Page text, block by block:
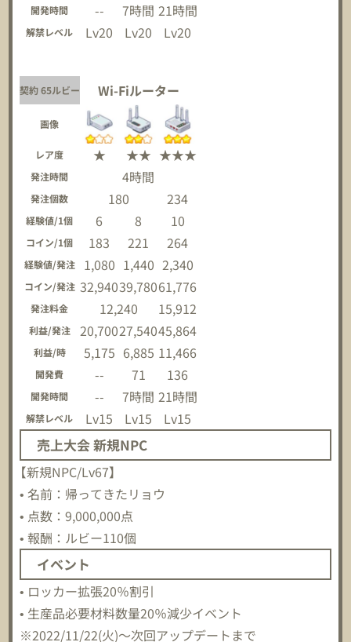
開発時間 -- 7時間 21時間
解禁レベル Lv20 Lv20 Lv20
契約 65ルビー Wi-Fiルーター
画像
レア度 ★ ★★ ★★★
発注時間 4時間
発注個数 180 234
経験値/1個 6 8 10
コイン/1個 183 221 264
経験値/発注 1,080 1,440 2,340
コイン/発注 32,94039,78061,776
発注料金 12,240 15,912
利益/発注 20,70027,54045,864
利益/時 5,175 6,885 11,466
開発費 -- 71 136
開発時間 -- 7時間 21時間
解禁レベル Lv15 Lv15 Lv15
売上大会 新規NPC
【新規NPC/Lv67】
• 名前：帰ってきたリョウ
• 点数：9,000,000点
• 報酬：ルビー110個
イベント
• ロッカー拡張20％割引
• 生産品必要材料数量20％減少イベント
※2022/11/22(火)～次回アップデートまで